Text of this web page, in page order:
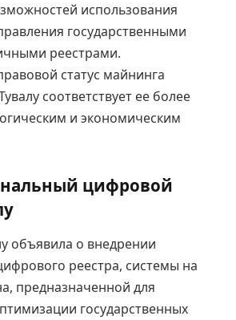
использования
государственными
реестрами.
статус майнинга
соответствует ее более
и экономическим
цифровой
объявила о внедрении
реестра, системы на
предназначенной для
государственных